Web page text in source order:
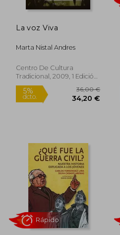
5%
dcto.
Rápido
La voz Viva
Marta Nistal Andres
Centro De Cultura
Tradicional, 2009, 1 Edición,
Tapa Blanda, Nuevo